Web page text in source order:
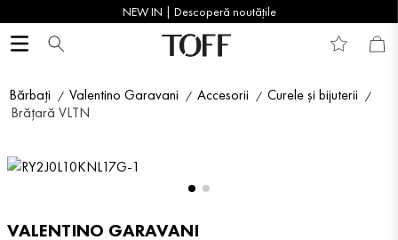
NEW IN | Descoperă noutățile
Bărbați Valentino Garavani Accesorii
Curele și bijuterii
Brățară VLTN
VALENTINO GARAVANI